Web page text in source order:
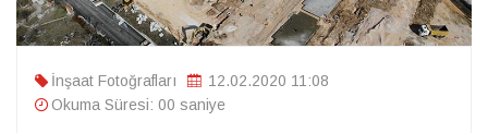
İnşaat Fotoğrafları
12.02.2020 11:08
Okuma Süresi: 00 saniye